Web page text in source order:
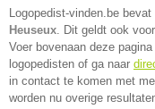
Logopedist-vinden.be
Heuseux. Dit geldt ook
Voer bovenaan deze
logopedisten of ga naar
in contact te komen met
worden nu overige